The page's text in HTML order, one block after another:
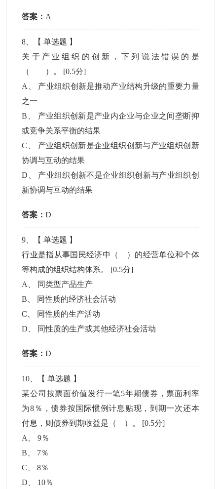
答案： A
8 、【单选题 】
关于产业组织的创新，下列说法错误的是
（ ）。 [0.5分]
A
产业组织创新是推动产业结构升级的重要力量
之一
B
产业组织创新是产业内企业与企业之间垄断抑
或竞争关系平衡的结果
C
产业组织创新是企业组织创新与产业组织创新
协调与互动的结果
D
产业组织创新不是企业组织创新与产业组织创
新协调与互动的结果
答案：D
9 、【单选题 】
行业是指从事国民经济中（ ）的经营单位和个体
等构成的组织结构体系。 [0.5分]
A
同类型产品生产
B
同性质的经济社会活动
C
同性质的生产活动
D
同性质的生产或其他经济社会活动
答案：D
10 、【单选题 】
某公司按票面价值发行一笔5年期债券，票面利率
为8％，债券按国际惯例计息贴现，到期一次还本
付息，则债券到期收益是（ ）。 [0.5分]
A
、9％
B
7％
C 、8％
D
10％